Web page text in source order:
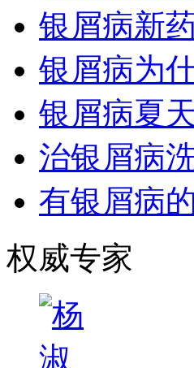
银屑病新
银屑病为
银屑病夏
治银屑病
有银屑病
权威专家